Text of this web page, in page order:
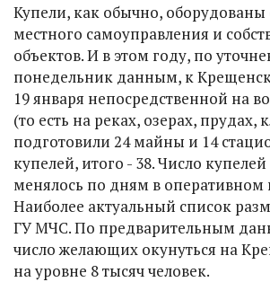
Купели, как обычно,
местного самоуправления и
объектов. И в этом году, по
понедельник данным, к
19 января непосредственной на
(то есть на реках, озерах, прудах,
подготовили 24 майны и 14
купелей, итого - 38. Число купелей
менялось по дням в оперативном
Наиболее актуальный список
ГУ МЧС. По предварительным
число желающих окунуться на
на уровне 8 тысяч человек.